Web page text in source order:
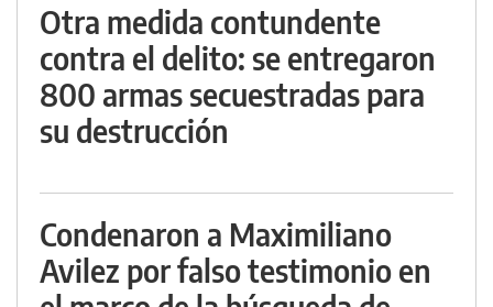
Otra medida contundente
contra el delito: se entregaron
800 armas secuestradas para
su destrucción
Condenaron a Maximiliano
Avilez por falso testimonio en